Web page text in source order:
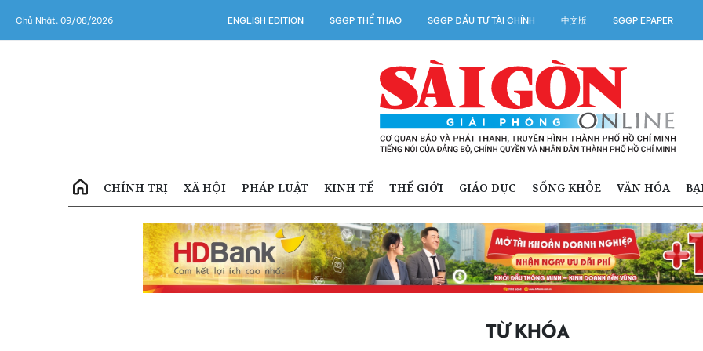
Chủ Nhật, 09/08/2026 ENGLISH EDITION SGGP THỂ THAO SGGP ĐẦU TƯ TÀI CHÍNH 中文版 SGGP EPAPER
CHÍNH TRỊ XÃ HỘI PHÁP LUẬT KINH TẾ THẾ GIỚI GIÁO DỤC SỐNG KHỎE VĂN HÓA
TỪ KHÓA